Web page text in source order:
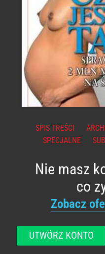
SPIS TREŚCI
SPECJALNE
Nie masz
co
Zobacz
UTWÓRZ KONTO